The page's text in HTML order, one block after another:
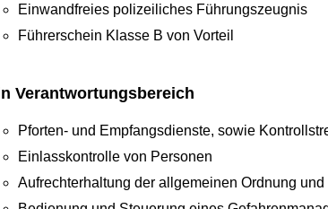
Einwandfreies polizeiliches Führungszeugnis
Führerschein Klasse B von Vorteil
Verantwortungsbereich
Pforten- und Empfangsdienste, sowie
Einlasskontrolle von Personen
Aufrechterhaltung der allgemeinen Ordnung